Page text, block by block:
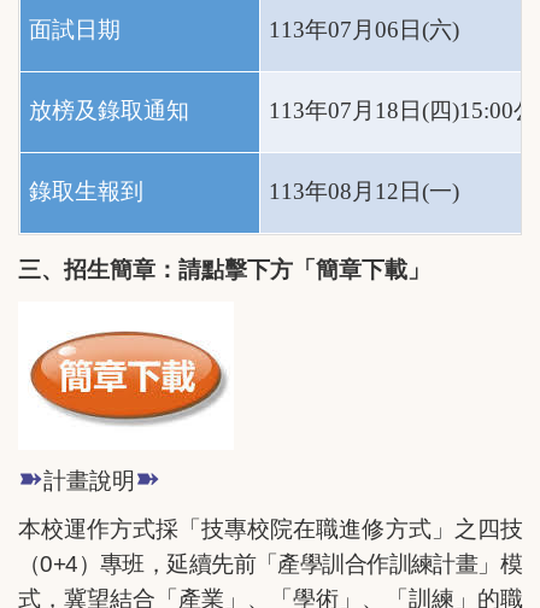
面試日期 113年07月06日(六)
放榜及錄取通知 113年07月18日(四)15:00
錄取生報到 113年08月12日(一)
三、招生簡章：請點擊下方「簡章下載」
➽計畫說明 ➽
本校運作方式採「技專校院在職進修方式」之四技
（0+4）專班，延續先前「產學訓合作訓練計畫」模
式，冀望結合「產業」、「學術」、「訓練」的職